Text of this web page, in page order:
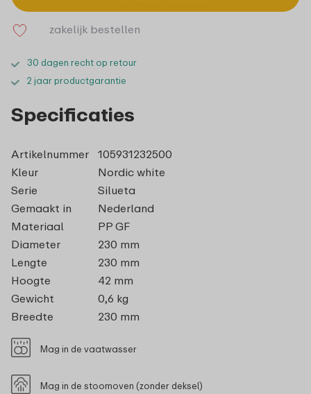
zakelijk bestellen
30 dagen recht op retour
2 jaar productgarantie
Specificaties
Artikelnummer
105931232500
Kleur
Nordic white
Serie
Silueta
Gemaakt in
Nederland
Materiaal
PP GF
Diameter
230 mm
Lengte
230 mm
Hoogte
42 mm
Gewicht
0,6 kg
Breedte
230 mm
Mag in de vaatwasser
Mag in de stoomoven (zonder deksel)